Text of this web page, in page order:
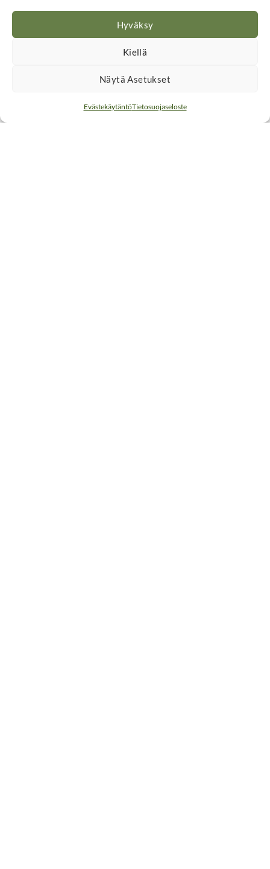
Hyväksy
Kiellä
Näytä Asetukset
EvästekäytäntöTietosuojaseloste
Hyvin tehty siivous vähentää flunssien ja muiden